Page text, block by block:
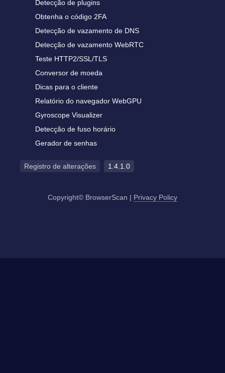
Detecção de plugins
Obtenha o código 2FA
Detecção de vazamento de DNS
Detecção de vazamento WebRTC
Teste HTTP2/SSL/TLS
Conversor de moeda
Dicas para o cliente
Relatório do navegador WebGPU
Gyroscope Visualizer
Detecção de fuso horário
Gerador de senhas
Registro de alterações 1.4.1.0
Copyright© BrowserScan | Privacy Policy